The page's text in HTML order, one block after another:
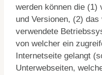
werden können die (1)
und Versionen, (2)
verwendete
von welcher ein
Internetseite gelangt
Unterwebseiten,